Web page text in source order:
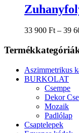
33 900 Ft – 39
Aszimmetrikus
BURKOLAT
Csempe
Dekor
Mozaik
Padlólap
Csaptelepek